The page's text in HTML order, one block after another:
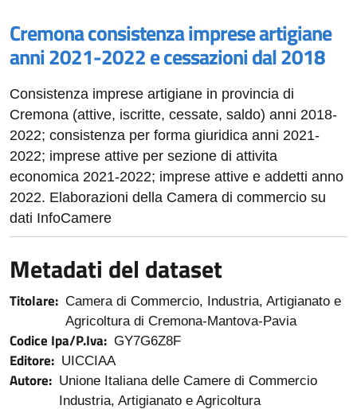
Cremona consistenza imprese artigiane
anni 2021-2022 e cessazioni dal 2018
Consistenza imprese artigiane in provincia di
Cremona (attive, iscritte, cessate, saldo) anni 2018-
2022; consistenza per forma giuridica anni 2021-
2022; imprese attive per sezione di attivita
economica 2021-2022; imprese attive e addetti anno
2022. Elaborazioni della Camera di commercio su
dati InfoCamere
Metadati del dataset
Titolare: Camera di Commercio, Industria, Artigianato e
Agricoltura di Cremona-Mantova-Pavia
Codice Ipa/P.Iva: GY7G6Z8F
Editore: UICCIAA
Autore: Unione Italiana delle Camere di Commercio
Industria, Artigianato e Agricoltura